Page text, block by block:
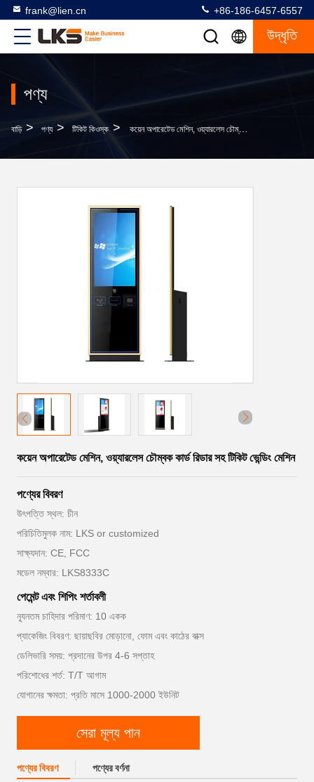
frank@lien.cn +86-186-6457-6557
উদ্ধৃতি
পণ্য
বাড়ি > পণ্য > টিকিট কিওস্ক > কয়েন অপারেটেড মেশিন, ওয়্যারলেস চৌম্বক কার্ড রিডার সহ টিকিট ভেন্ডিং মেশিন
কয়েন অপারেটেড মেশিন, ওয়্যারলেস চৌম্বক কার্ড রিডার সহ টিকিট ভেন্ডিং মেশিন
পণ্যের বিবরণ
উৎপত্তি স্থল: চীন
পরিচিতিমুলক নাম: LKS or customized
সাক্ষ্যদান: CE, FCC
মডেল নম্বার: LKS8333C
পেমেন্ট এবং শিপিং শর্তাবলী
ন্যূনতম চাহিদার পরিমাণ: 10 একক
প্যাকেজিং বিবরণ: ছায়াছবির মোড়ানো, ফোম এবং কাঠের বাক্স
ডেলিভারি সময়: প্রদানের উপর 4-6 সপ্তাহ
পরিশোধের শর্ত: T/T আগাম
যোগানের ক্ষমতা: প্রতি মাসে 1000-2000 ইউনিট
সেরা মূল্য পান
পণ্যের বিবরণ পণ্যের বর্ণনা